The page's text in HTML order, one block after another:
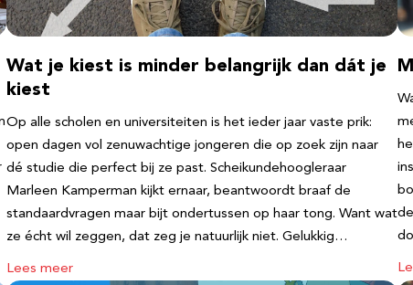
Wat je kiest is minder belangrijk dan dát je
kiest
Op alle scholen en universiteiten is het ieder jaar vaste prik:
open dagen vol zenuwachtige jongeren die op zoek zijn naar
dé studie die perfect bij ze past. Scheikundehoogleraar
Marleen Kamperman kijkt ernaar, beantwoordt braaf de
standaardvragen maar bijt ondertussen op haar tong. Want wat
ze écht wil zeggen, dat zeg je natuurlijk niet. Gelukkig…
Lees meer